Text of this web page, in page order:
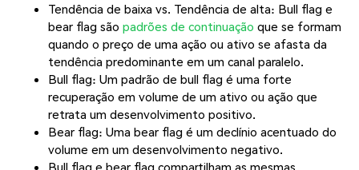
Tendência de baixa vs. Tendência de alta: Bull flag e
bear flag são padrões de continuação que se formam
quando o preço de uma ação ou ativo se afasta da
tendência predominante em um canal paralelo.
Bull flag: Um padrão de bull flag é uma forte
recuperação em volume de um ativo ou ação que
retrata um desenvolvimento positivo.
Bear flag: Uma bear flag é um declínio acentuado do
volume em um desenvolvimento negativo.